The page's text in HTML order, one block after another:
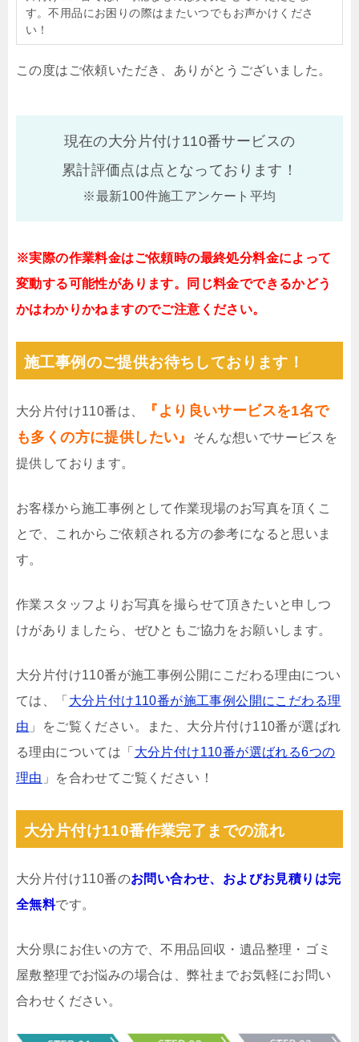
す。不用品にお困りの際はまたいつでもお声かけくださ
い！
この度はご依頼いただき、ありがとうございました。
現在の大分片付け110番サービスの
累計評価点は点となっております！
※最新100件施工アンケート平均
※実際の作業料金はご依頼時の最終処分料金によって
変動する可能性があります。同じ料金でできるかどう
かはわかりかねますのでご注意ください。
施工事例のご提供お待ちしております！
大分片付け110番は、
『より良いサービスを1名で
も多くの方に提供したい』
そんな想いでサービスを
提供しております。
お客様から施工事例として作業現場のお写真を頂くこ
とで、これからご依頼される方の参考になると思いま
す。
作業スタッフよりお写真を撮らせて頂きたいと申しつ
けがありましたら、ぜひともご協力をお願いします。
大分片付け110番が施工事例公開にこだわる理由につい
ては、「 大分片付け110番が施工事例公開にこだわる理
由 」をご覧ください。また、大分片付け110番が選ばれ
る理由については「 大分片付け110番が選ばれる6つの
理由 」を合わせてご覧ください！
大分片付け110番作業完了までの流れ
大分片付け110番のお問い合わせ、およびお見積りは完
全無料です。
大分県にお住いの方で、不用品回収・遺品整理・ゴミ
屋敷整理でお悩みの場合は、弊社までお気軽にお問い
合わせください。